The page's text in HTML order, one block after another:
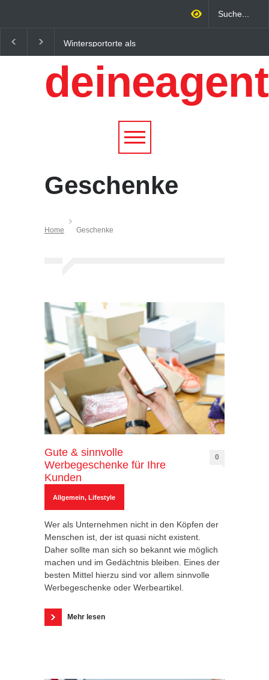
Wintersportorte als
Wirtschaftsfaktor: Wie
Alpenregionen von
Qualitätstourismus
profitieren
digitalen Zeitalter:
Unternehmen
wachsen lässt
Geschenke
Home Geschenke
Gute & sinnvolle
Werbegeschenke für Ihre
Kunden
0
Allgemein, Lifestyle
Wer als Unternehmen nicht in den Köpfen der
Menschen ist, der ist quasi nicht existent.
Daher sollte man sich so bekannt wie möglich
machen und im Gedächtnis bleiben. Eines der
besten Mittel hierzu sind vor allem sinnvolle
Werbegeschenke oder Werbeartikel.
Mehr lesen